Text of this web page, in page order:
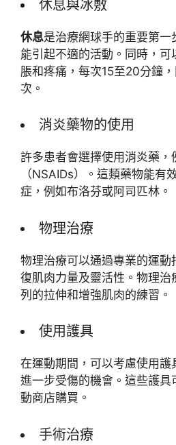
休息與冰敷
休息是治療網球手的重要第
能引起不適的活動。同時，可
脹和疼痛，每次15至20分鐘
次。
消炎藥物的使用
許多患者會選擇使用消炎藥，
（NSAIDs）。這類藥物能有
症，例如布洛芬或阿司匹林。
物理治療
物理治療可以通過專業的運動
復肌肉力量及靈活性。物理治
列的拉伸和增強肌肉的練習。
使用護具
在運動期間，可以考慮使用護
進一步受傷的機會。這些護具
動商店購買。
手術治療